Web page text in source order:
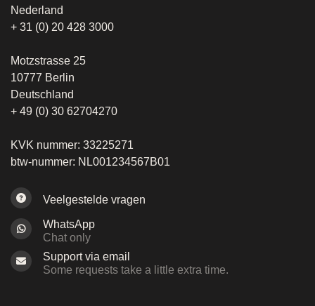
Nederland
+ 31 (0) 20 428 3000
Motzstrasse 25
10777 Berlin
Deutschland
+ 49 (0) 30 62704270
KVK nummer: 33225271
btw-nummer: NL001234567B01
Veelgestelde vragen
WhatsApp
Chat only
Support via email
Some requests take a little extra time.